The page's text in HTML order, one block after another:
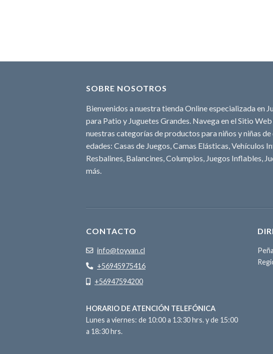
SOBRE NOSOTROS
Bienvenidos a nuestra tienda Online especializada en
para Patio y Juguetes Grandes. Navega en el Sitio
nuestras categorías de productos para niños y niñas
edades: Casas de Juegos, Camas Elásticas, Vehículos
Resbalines, Balancines, Columpios, Juegos Inflables,
más.
CONTACTO
info@toyvan.cl
+56945975416
+56947594200
HORARIO DE ATENCIÓN TELEFÓNICA
Lunes a viernes: de 10:00 a 13:30 hrs. y de 15:00
a 18:30 hrs.